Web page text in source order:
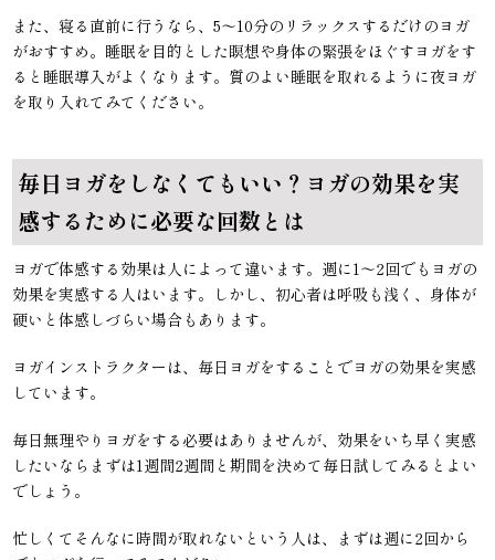
また、寝る直前に行うなら、5〜10分のリラックスするだけのヨガ
がおすすめ。睡眠を目的とした瞑想や身体の緊張をほぐすヨガをす
ると睡眠導入がよくなります。質のよい睡眠を取れるように夜ヨガ
を取り入れてみてください。
毎日ヨガをしなくてもいい？ヨガの効果を実
感するために必要な回数とは
ヨガで体感する効果は人によって違います。週に1〜2回でもヨガの
効果を実感する人はいます。しかし、初心者は呼吸も浅く、身体が
硬いと体感しづらい場合もあります。
ヨガインストラクターは、毎日ヨガをすることでヨガの効果を実感
しています。
毎日無理やりヨガをする必要はありませんが、効果をいち早く実感
したいならまずは1週間2週間と期間を決めて毎日試してみるとよい
でしょう。
忙しくてそんなに時間が取れないという人は、まずは週に2回から